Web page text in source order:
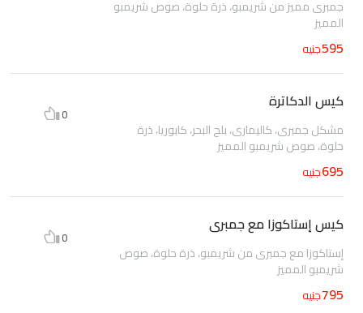
جمبرى مميز من شريمبو، ذرة حلوة، صوص شريمبو
المميز
595جنيه
كيس الدكاترة
مشكل جمبرى، كاليمارى، بلح البحر، كابوريا، ذرة
حلوة، صوص شريمبو المميز
695جنيه
0
كيس إستاكوزا مع جمبرى
إستاكوزا مع جمبرى من شريمبو، ذرة حلوة، صوص
شريمبو المميز
795جنيه
0